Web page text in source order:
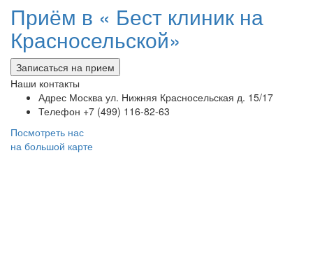
Приём в « Бест клиник на
Красносельской»
Записаться на прием
Наши контакты
Адрес Москва ул. Нижняя Красносельская д. 15/17
Телефон +7 (499) 116-82-63
Посмотреть нас
на большой карте